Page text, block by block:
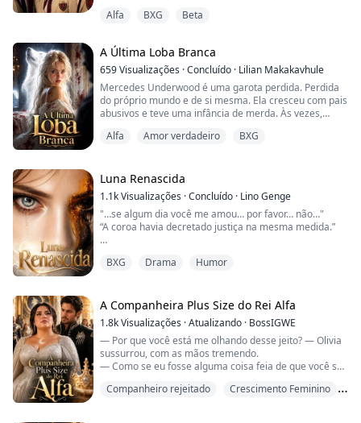
North Academy, um campus criado especificamente
como vai sobreviver, sendo uma Ômega fraca, mas
logo percebe que esse é o menor dos seus probl...
Alfa BXG Beta
A Última Loba Branca
659Visualizações ·Concluído · Lilian Makakavhule
Mercedes Underwood é uma garota perdida. Perdida
do próprio mundo e de si mesma. Ela cresceu com pais
abusivos e teve uma infância de merda. Às vezes,
que houvesse qualquer semelhança entre ela e eles.
surpresa nenhuma que fossem capazes de f...
Alfa Amor verdadeiro BXG
Luna Renascida
1.1kVisualizações ·Concluído · Lino Genge
"…se algum dia você me amou… por favor… não…"
“A coroa havia decretado justiça na mesma medida.”
seguida, ele derramou o líquido âmbar nos meus
por dentro. O mundo fica negro.
Uma conspiração: de Luna a criminosa. Hope é filha de
Clinton, Alfa da Matilha do Lobo Rocha Azul. Aos 18 a...
BXG Drama Humor
A Companheira Plus Size do Rei Alfa
1.8kVisualizações ·Atualizando · BossIGWE
— Por que você está me olhando desse jeito? — Olivia
sussurrou, com as mãos tremendo.
— Como se eu fosse alguma coisa feia de que você se
Companheiro rejeitado
Crescimento Feminino